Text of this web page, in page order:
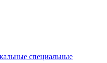
специальные